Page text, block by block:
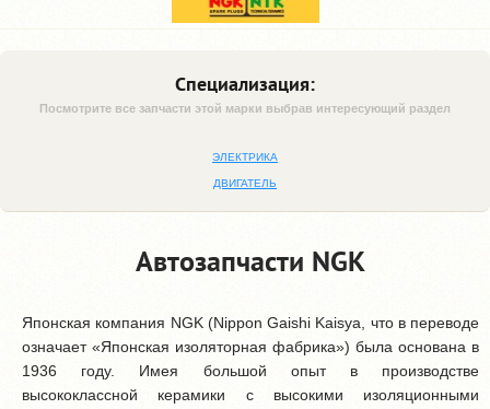
Специализация:
Посмотрите все запчасти этой марки выбрав интересующий раздел
ЭЛЕКТРИКА
ДВИГАТЕЛЬ
Автозапчасти NGK
Японская компания NGK (Nippon Gaishi Kaisya, что в переводе
означает «Японская изоляторная фабрика») была основана в
1936 году. Имея большой опыт в производстве
высококлассной керамики с высокими изоляционными